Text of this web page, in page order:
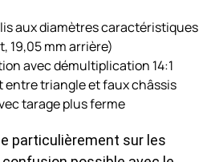
aux diamètres caractéristiques
19,05 mm arrière)
avec démultiplication 14:1
entre triangle et faux châssis
tarage plus ferme
particulièrement sur les